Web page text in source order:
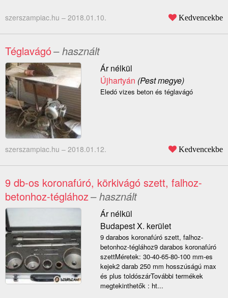
szerszampiac.hu – 2018.01.10. Kedvencekbe
Téglavágó– használt
Ár nélkül
Újhartyán (Pest megye)
Eledó vizes beton és téglavágó
szerszampiac.hu – 2018.01.12. Kedvencekbe
9 db-os koronafúró, körkivágó szett, falhoz-
betonhoz-téglához– használt
Ár nélkül
Budapest X. kerület
9 darabos koronafúró szett, falhoz-
betonhoz-téglához9 darabos koronafúró
szettMéretek: 30-40-65-80-100 mm-es
kejek2 darab 250 mm hosszúságú max
és plus toldószárTovábbi termékek
megtekinthetők : ht...